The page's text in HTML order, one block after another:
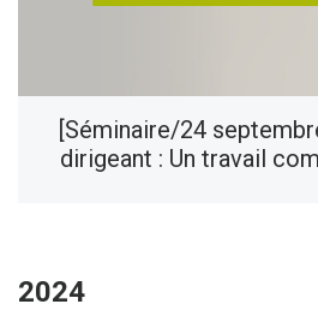
[Séminaire/24
dirigeant : Un travail
2024